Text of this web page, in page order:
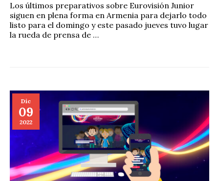
Los últimos preparativos sobre Eurovisión Junior
siguen en plena forma en Armenia para dejarlo todo
listo para el domingo y este pasado jueves tuvo lugar
la rueda de prensa de …
Dic
09
2022